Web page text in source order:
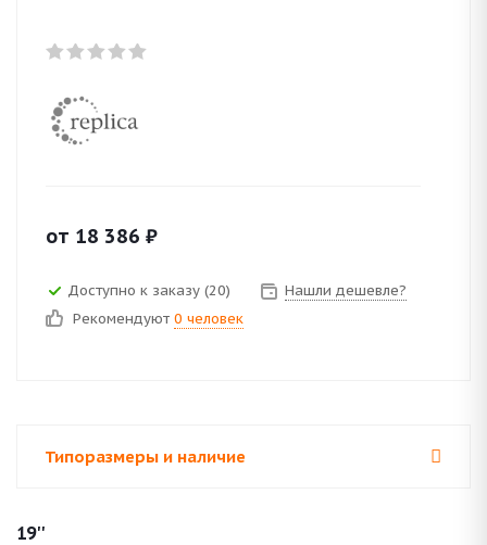
от 18 386 ₽
Доступно к заказу (20)
Нашли дешевле?
Рекомендуют 0 человек
Типоразмеры и наличие
19''